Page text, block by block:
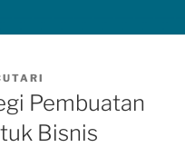
Pembuatan
Bisnis